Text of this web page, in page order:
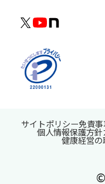
サイトポリシー免責
個人情報保護方針
健康経営